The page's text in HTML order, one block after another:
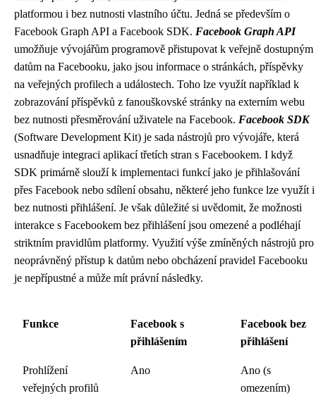
platformou i bez nutnosti vlastního účtu. Jedná se především o
Facebook Graph API a Facebook SDK. Facebook Graph API
umožňuje vývojářům programově přistupovat k veřejně dostupným
datům na Facebooku, jako jsou informace o stránkách, příspěvky
na veřejných profilech a událostech. Toho lze využít například k
zobrazování příspěvků z fanouškovské stránky na externím webu
bez nutnosti přesměrování uživatele na Facebook. Facebook SDK
(Software Development Kit) je sada nástrojů pro vývojáře, která
usnadňuje integraci aplikací třetích stran s Facebookem. I když
SDK primárně slouží k implementaci funkcí jako je přihlašování
přes Facebook nebo sdílení obsahu, některé jeho funkce lze využít i
bez nutnosti přihlášení. Je však důležité si uvědomit, že možnosti
interakce s Facebookem bez přihlášení jsou omezené a podléhají
striktním pravidlům platformy. Využití výše zmíněných nástrojů pro
neoprávněný přístup k datům nebo obcházení pravidel Facebooku
je nepřípustné a může mít právní následky.
Funkce
Facebook s
přihlášením
Facebook bez
přihlášení
Prohlížení
veřejných profilů
Ano
Ano (s
omezením)